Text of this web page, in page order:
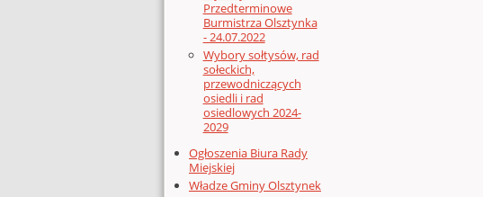
Przedterminowe
Burmistrza Olsztynka
- 24.07.2022
Wybory sołtysów, rad
sołeckich,
przewodniczących
osiedli i rad
osiedlowych 2024-
2029
Ogłoszenia Biura Rady
Miejskiej
Władze Gminy Olsztynek